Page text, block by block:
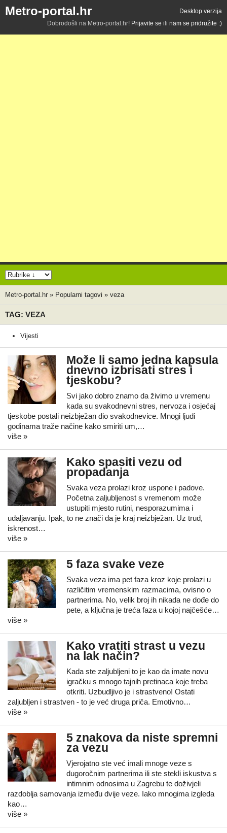
Metro-portal.hr
Desktop verzija
Dobrodošli na Metro-portal.hr! Prijavite se ili nam se pridružite :)
Metro-portal.hr » Popularni tagovi » veza
TAG: VEZA
Vijesti
Može li samo jedna kapsula
dnevno izbrisati stres i
tjeskobu?
Svi jako dobro znamo da živimo u vremenu
kada su svakodnevni stres, nervoza i osjećaj
tjeskobe postali neizbježan dio svakodnevice. Mnogi ljudi
godinama traže načine kako smiriti um,…
više »
Kako spasiti vezu od
propadanja
Svaka veza prolazi kroz uspone i padove.
Početna zaljubljenost s vremenom može
ustupiti mjesto rutini, nesporazumima i
udaljavanju. Ipak, to ne znači da je kraj neizbježan. Uz trud,
iskrenost…
više »
5 faza svake veze
Svaka veza ima pet faza kroz koje prolazi u
različitim vremenskim razmacima, ovisno o
partnerima. No, velik broj ih nikada ne dođe do
pete, a ključna je treća faza u kojoj najčešće…
više »
Kako vratiti strast u vezu
na lak način?
Kada ste zaljubljeni to je kao da imate novu
igračku s mnogo tajnih pretinaca koje treba
otkriti. Uzbudljivo je i strastveno! Ostati
zaljubljen i strastven - to je već druga priča. Emotivno…
više »
5 znakova da niste spremni
za vezu
Vjerojatno ste već imali mnoge veze s
dugoročnim partnerima ili ste stekli iskustva s
intimnim odnosima u Zagrebu te doživjeli
razdoblja samovanja između dvije veze. Iako mnogima izgleda
kao…
više »